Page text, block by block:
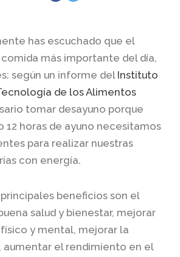
has escuchado que el
más importante del día,
según un informe del Instituto
de los Alimentos
tomar desayuno porque
12 horas de ayuno necesitamos
para realizar nuestras
con energía.
beneficios son el
salud y bienestar, mejorar
y mental, mejorar la
el rendimiento en el